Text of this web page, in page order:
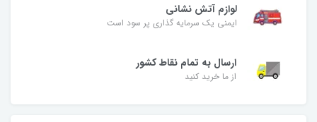
لوازم آتش نشانی
ایمنی یک سرمایه گذاری پر سود است
ارسال به تمام نقاط کشور
از ما خرید کنید